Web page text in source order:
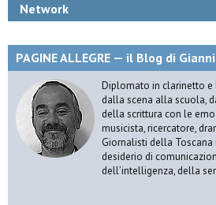
Network
PAGINE ALLEGRE — il Blog di
Diplomato in clarinetto e
dalla scena alla scuola,
della scrittura con le
musicista, ricercatore,
Giornalisti della
desiderio di
dell’intelligenza, della